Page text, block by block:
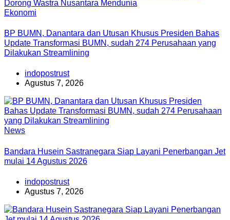
Ekonomi
BP BUMN, Danantara dan Utusan Khusus Presiden Bahas
Update Transformasi BUMN, sudah 274 Perusahaan yang
Dilakukan Streamlining
indopostrust
Agustus 7, 2026
News
Bandara Husein Sastranegara Siap Layani Penerbangan Jet
mulai 14 Agustus 2026
indopostrust
Agustus 7, 2026